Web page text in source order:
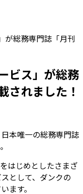
が総務専門誌「月刊
ビス」が総務
されました！
本唯一の総務専門誌
はじめとしたさまざ
として、ダンクの
ます。